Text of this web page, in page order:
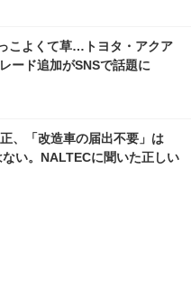
こよくて草…トヨタ・アクア
ード追加がSNSで話題に
、「改造車の届出不要」は
ない。NALTECに聞いた正しい